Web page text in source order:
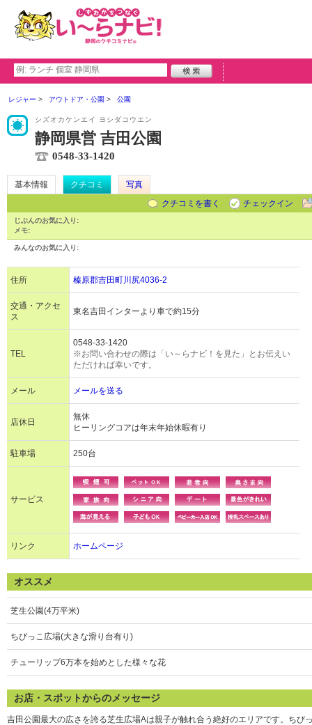
レジャー アウトドア・公園 公園
シズオカケンエイ ヨシダコウエン
静岡県営 吉田公園
0548-33-1420
基本情報 クチコミ
写真
クチコミを書く
チェックイン
じぶんのお気に入り:
メモ:
みんなのお気に入り:
住所 榛原郡吉田町川尻4036-2
交通・アクセ
ス
東名吉田インターより車で約15分
TEL
0548-33-1420
※お問い合わせの際は「い～らナビ！を見た」とお伝えい
ただければ幸いです。
メール メールを送る
店休日
無休
ヒーリングコアは年末年始休暇有り
駐車場 250台
サービス
リンク ホームページ
オススメ
芝生公園(4万平米)
ちびっこ広場(大きな滑り台有り)
チューリップ6万本を始めとした様々な花
お店・スポットからのメッセージ
吉田公園最大の広さを誇る芝生広場Aは親子が触れ合う絶好のエリアです。ちび